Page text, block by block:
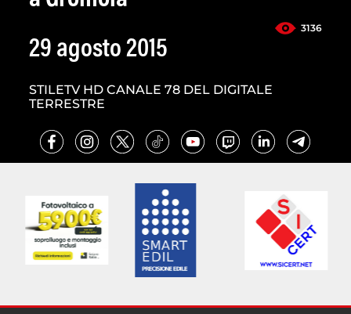
3136
29 agosto 2015
STILETV HD CANALE 78 DEL DIGITALE
TERRESTRE